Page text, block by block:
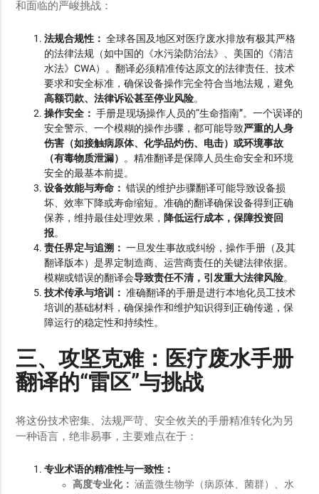
和面临的严峻挑战：
法规合规性： 全球各国及地区对医疗废水排放有极其严格
的法律法规（如中国的《水污染防治法》、美国的《清洁
水法》CWA）。翻译必须精准传达原文的法律责任、技术
要求和安全标准，确保设备操作完全符合当地法规，避免
高额罚款、法律诉讼甚至停业风险。
操作安全： 手册是现场操作人员的“生命指南”。一个误译的
安全警示、一个模糊的操作步骤，都可能导致严重的人身
伤害（如接触病原体、化学品灼伤、电击）或环境事故
（有毒物质泄漏） 。精准翻译是保障人员生命安全和环境
安全的最基本前提。
设备效能与寿命： 错误的维护步骤翻译可能导致设备损
坏、效率下降或寿命缩短。准确的翻译确保设备得到正确
保养，维持最佳处理效果， 降低运行成本，保障投资回
报。
责任界定与追溯： 一旦发生事故或纠纷，操作手册（及其
翻译版本）是界定制造商、运营商责任的关键法律依据。
模糊或错误的翻译会导致责任不清，引发重大法律风险。
技术传承与培训： 准确翻译的手册是进行本地化员工技术
培训的基础材料，确保操作和维护知识得到正确传递，保
障运行的稳定性和持续性。
三、攻坚克难：医疗废水手册
翻译的“雷区”与挑战
将这份技术密集、法规严苛、安全攸关的手册精准转化为另
一种语言，绝非易事，主要难点在于：
专业术语的精准性与一致性：
高度专业化： 涵盖微生物学（病原体、菌群）、水